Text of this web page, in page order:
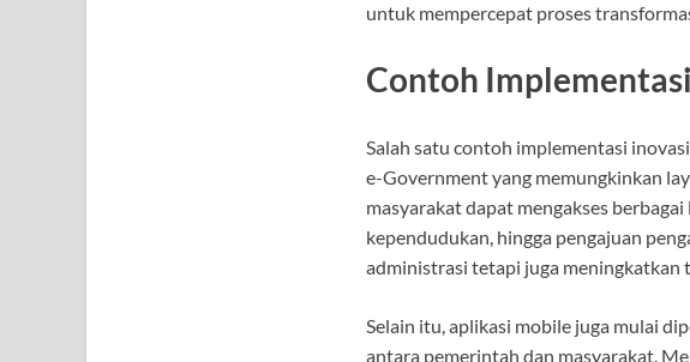
untuk mempercepat proses
Contoh
Salah satu contoh implementasi
e-Government yang memungkinkan
masyarakat dapat mengakses
kependudukan, hingga pengajuan
administrasi tetapi juga meningkatkan
Selain itu, aplikasi mobile juga mulai
antara pemerintah dan masyarakat.